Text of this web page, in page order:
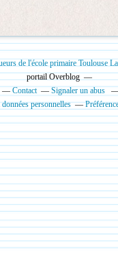
de l'école primaire Toulouse
portail Overblog
Contact Signaler un abus
personnelles